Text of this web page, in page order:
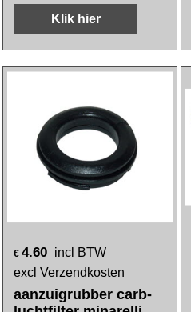
Klik hier
€ 4.60 incl BTW
excl Verzendkosten
aanzuigrubber carb-